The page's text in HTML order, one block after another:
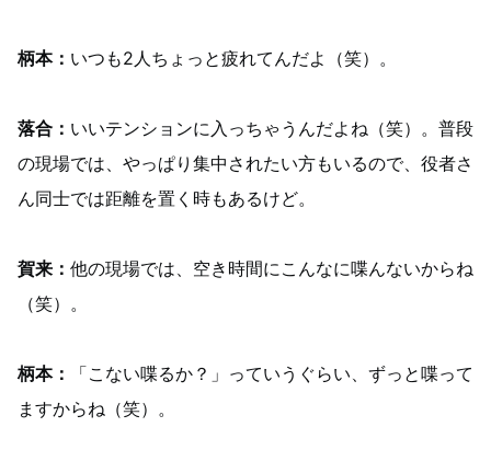
柄本： いつも2人ちょっと疲れてんだよ（笑）。
落合： いいテンションに入っちゃうんだよね（笑）。普段
の現場では、やっぱり集中されたい方もいるので、役者さ
ん同士では距離を置く時もあるけど。
賀来： 他の現場では、空き時間にこんなに喋んないからね
（笑）。
柄本：
「こない喋るか？」っていうぐらい、ずっと喋って
ますからね（笑）。